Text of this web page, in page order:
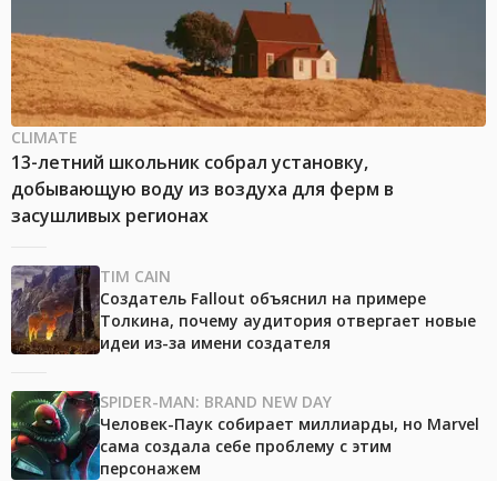
CLIMATE
13-летний школьник собрал установку,
добывающую воду из воздуха для ферм в
засушливых регионах
TIM CAIN
Создатель Fallout объяснил на примере
Толкина, почему аудитория отвергает новые
идеи из-за имени создателя
SPIDER-MAN: BRAND NEW DAY
Человек-Паук собирает миллиарды, но Marvel
сама создала себе проблему с этим
персонажем